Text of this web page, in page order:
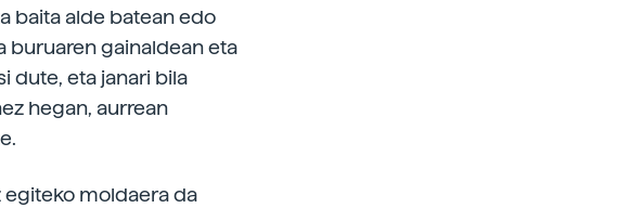
baita alde batean edo
buruaren gainaldean eta
dute, eta janari bila
hegan, aurrean
egiteko moldaera da